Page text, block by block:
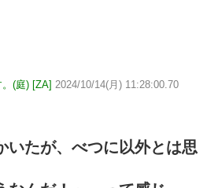
(庭) [ZA] 2024/10/14(月) 11:28:00.70
いたが、べつに以外とは思